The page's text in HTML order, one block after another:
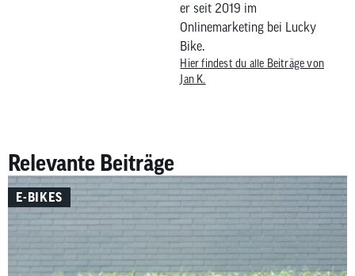
er seit 2019 im
Onlinemarketing bei Lucky
Bike.
Hier findest du alle Beiträge von
Jan K.
Relevante Beiträge
E-BIKES